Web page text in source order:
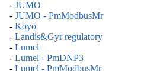
- JUMO
- JUMO - PmModbusMr
- Koyo
- Landis&Gyr regulatory
- Lumel
- Lumel - PmDNP3
- Lumel - PmModbusMr